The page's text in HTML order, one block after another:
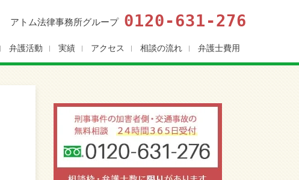
アトム法律事務所グループ 0120-631-276
弁護活動 実績 アクセス 相談の流れ 弁護士費用